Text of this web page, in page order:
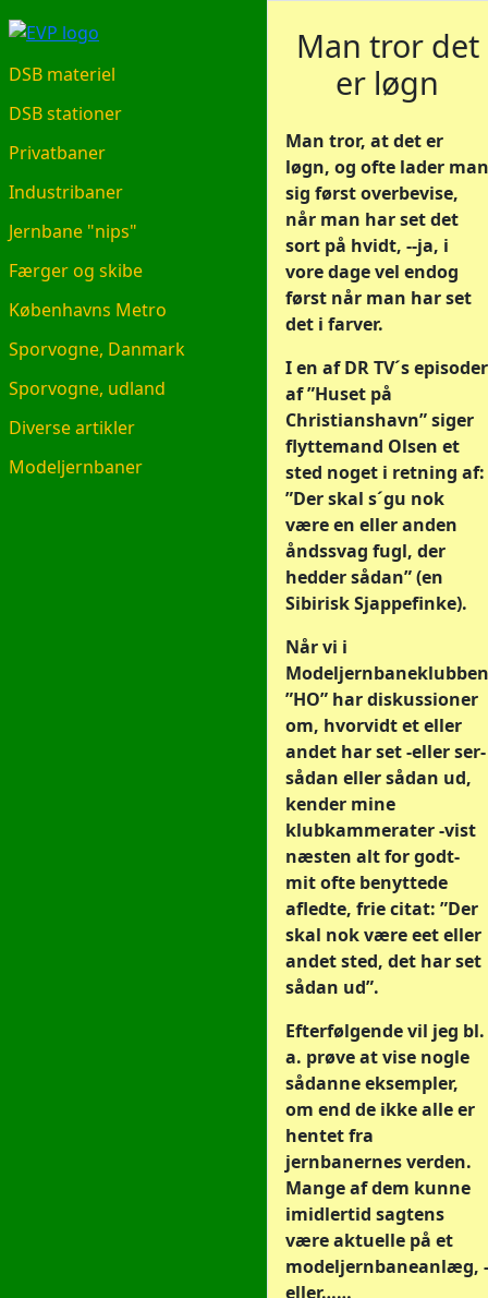
EVP.DK
DSB materiel
DSB stationer
Privatbaner
Industribaner
Jernbane "nips"
Færger og skibe
Københavns Metro
Sporvogne, Danmark
Sporvogne, udland
Diverse artikler
Modeljernbaner
Man tror det
er løgn
Man tror, at det er
løgn, og ofte lader man
sig først overbevise,
når man har set det
sort på hvidt, --ja, i
vore dage vel endog
først når man har set
det i farver.
I en af DR TV´s episoder
af ”Huset på
Christianshavn” siger
flyttemand Olsen et
sted noget i retning af:
”Der skal s´gu nok
være en eller anden
åndssvag fugl, der
hedder sådan” (en
Sibirisk Sjappefinke).
Når vi i
Modeljernbaneklubben
”HO” har diskussioner
om, hvorvidt et eller
andet har set -eller ser-
sådan eller sådan ud,
kender mine
klubkammerater -vist
næsten alt for godt-
mit ofte benyttede
afledte, frie citat: ”Der
skal nok være eet eller
andet sted, det har set
sådan ud”.
Efterfølgende vil jeg bl.
a. prøve at vise nogle
sådanne eksempler,
om end de ikke alle er
hentet fra
jernbanernes verden.
Mange af dem kunne
imidlertid sagtens
være aktuelle på et
modeljernbaneanlæg, -
eller……